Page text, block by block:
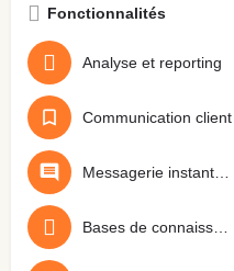
Fonctionnalités
Analyse et reporting
Communication client